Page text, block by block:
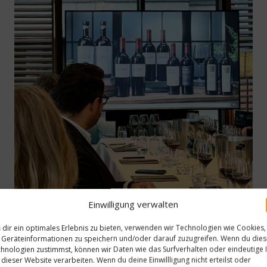
Einwilligung verwalten
dir ein optimales Erlebnis zu bieten, verwenden wir Technologien wie Cookies,
Geräteinformationen zu speichern und/oder darauf zuzugreifen. Wenn du
zustimmst, können wir Daten wie das Surfverhalten oder eindeutige
dieser Website verarbeiten. Wenn du deine Einwillligung nicht erteilst oder